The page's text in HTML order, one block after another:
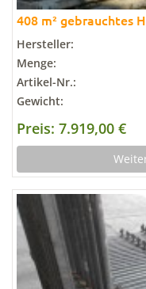
408 m² gebrauchtes
Hersteller:
Menge:
Artikel-Nr.:
Gewicht:
Preis: 7.919,00 €